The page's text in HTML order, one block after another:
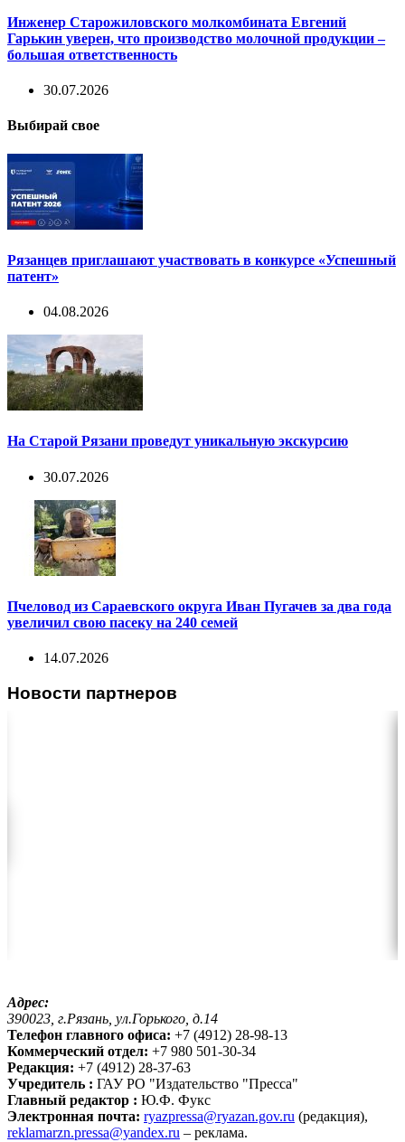
Инженер Старожиловского молкомбината Евгений
Гарькин уверен, что производство молочной продукции –
большая ответственность
30.07.2026
Выбирай свое
Рязанцев приглашают участвовать в конкурсе «Успешный
патент»
04.08.2026
На Старой Рязани проведут уникальную экскурсию
30.07.2026
Пчеловод из Сараевского округа Иван Пугачев за два года
увеличил свою пасеку на 240 семей
14.07.2026
Новости партнеров
Адрес:
390023, г.Рязань, ул.Горького, д.14
Телефон главного офиса: +7 (4912) 28-98-13
Коммерческий отдел: +7 980 501-30-34
Редакция: +7 (4912) 28-37-63
Учредитель : ГАУ РО "Издательство "Пресса"
Главный редактор : Ю.Ф. Фукс
Электронная почта: ryazpressa@ryazan.gov.ru (редакция),
reklamarzn.pressa@yandex.ru – реклама.